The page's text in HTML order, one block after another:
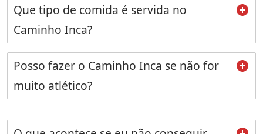
Que tipo de comida é servida no
Caminho Inca?
Posso fazer o Caminho Inca se não for
muito atlético?